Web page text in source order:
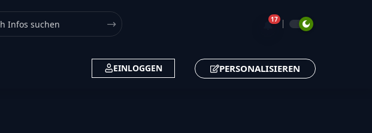
🔔17
EINLOGGEN PERSONALISIEREN